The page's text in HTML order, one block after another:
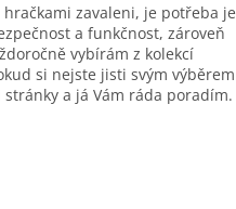
zavaleni, je potřeba je
a funkčnost, zároveň
vybírám z kolekcí
si nejste jisti svým výběrem
a já Vám ráda poradím.